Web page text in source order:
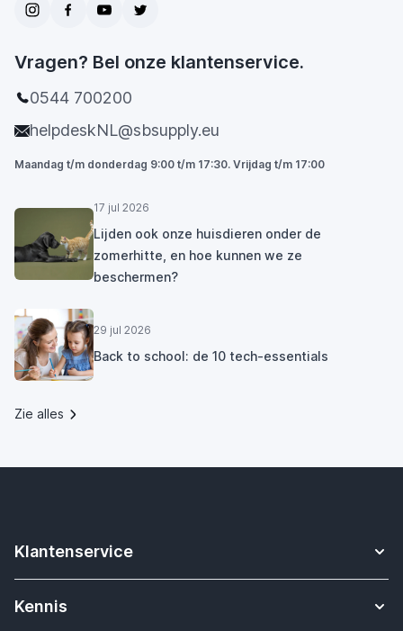
Vragen? Bel onze klantenservice.
0544 700200
helpdeskNL@sbsupply.eu
Maandag t/m donderdag 9:00 t/m 17:30. Vrijdag t/m 17:00
17 jul 2026
Lijden ook onze huisdieren onder de
zomerhitte, en hoe kunnen we ze
beschermen?
29 jul 2026
Back to school: de 10 tech-essentials
Zie alles
Klantenservice
Contact
Kennis